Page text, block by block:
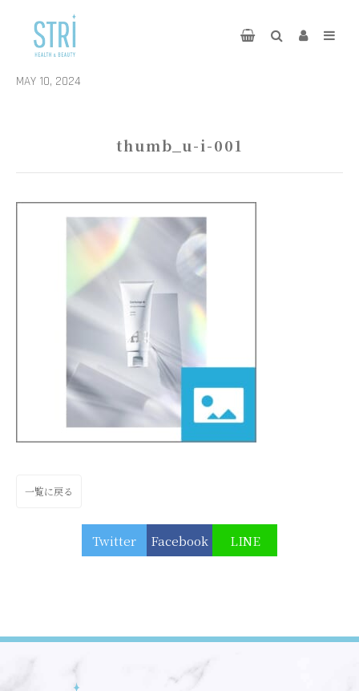
MAY 10, 2024
thumb_u-i-001
一覧に戻る
Twitter Facebook LINE